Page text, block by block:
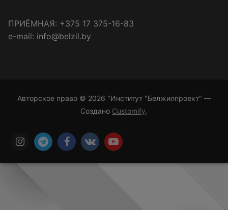
ПРИЁМНАЯ: +375 17 375-16-83
e-mail: info@belzil.by
Авторское право © 2026 "Институт "Белжилпроект" —
Создано Customify.